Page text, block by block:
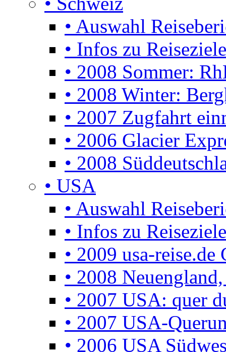
• Auswahl
• Infos zu
• 2008 Sommer:
• 2008 Winter:
• 2007 Zugfahrt
• 2006 Glacier
• 2008
• USA
• Auswahl
• Infos zu
• 2009 usa-reise.de
• 2008
• 2007 USA: quer
• 2007 USA-
• 2006 USA